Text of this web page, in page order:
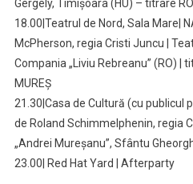
Gergely, Timișoara (HU) – titrare RO
18.00|Teatrul de Nord, Sala Mare|
McPherson, regia Cristi Juncu |
Compania „Liviu Rebreanu” (RO) |
MUREȘ
21.30|Casa de Cultură (cu publicul
de Roland Schimmelphenin, regia
„Andrei Mureșanu”, Sfântu
23.00| Red Hat Yard | Afterparty